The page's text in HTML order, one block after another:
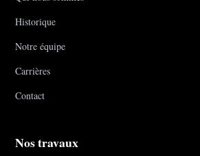
Historique
Notre équipe
Carrières
Contact
Nos travaux